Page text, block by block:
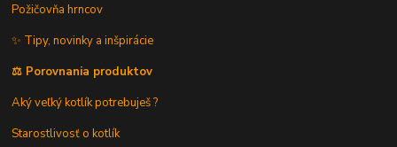
Požičovňa hrncov
✨ Tipy, novinky a inšpirácie
⚖️ Porovnania produktov
Aký veľký kotlík potrebuješ ?
Starostlivosť o kotlík